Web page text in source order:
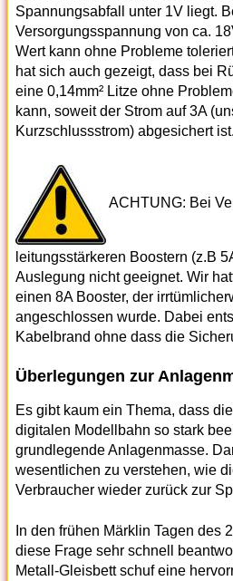
Spannungsabfall unter 1V liegt.
Versorgungsspannung von ca.
Wert kann ohne Probleme
hat sich auch gezeigt, dass bei
eine 0,14mm² Litze ohne
kann, soweit der Strom auf 3A
Kurzschlussstrom) abgesichert ist.
ACHTUNG: Bei
leitungsstärkeren Boostern (z.B
Auslegung nicht geeignet. Wir
einen 8A Booster, der
angeschlossen wurde. Dabei
Kabelbrand ohne dass die
Überlegungen zur
Es gibt kaum ein Thema, dass
digitalen Modellbahn so stark
grundlegende Anlagenmasse.
wesentlichen zu verstehen, wie
Verbraucher wieder zurück zur
In den frühen Märklin Tagen des
diese Frage sehr schnell
Metall-Gleisbett schuf eine